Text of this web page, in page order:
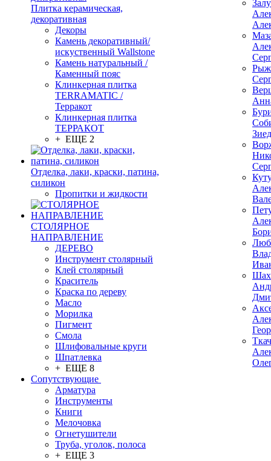
Плитка керамическая,
декоративная
Декоры
Камень декоративный/
искуственный Wallstone
Камень натуральный /
Каменный пояс
Клинкерная плитка
TERRAMATIC /
Терракот
Клинкерная плитка
ТЕРРАКОТ
+ ЕЩЕ 2
Отделка, лаки, краски, патина,
силикон
Пропитки и жидкости
СТОЛЯРНОЕ
НАПРАВЛЕНИЕ
ДЕРЕВО
Инструмент столярный
Клей столярный
Краситель
Краска по дереву
Масло
Морилка
Пигмент
Смола
Шлифовальные круги
Шпатлевка
+ ЕЩЕ 8
Сопутствующие
Арматура
Инструменты
Книги
Мелочовка
Огнетушители
Труба, уголок, полоса
+ ЕЩЕ 3